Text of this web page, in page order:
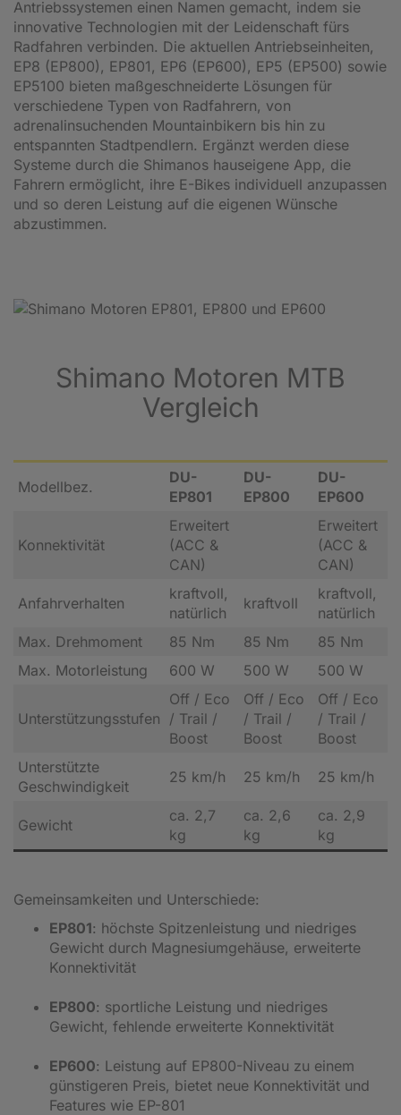
Antriebssystemen einen Namen gemacht, indem sie
innovative Technologien mit der Leidenschaft fürs
Radfahren verbinden. Die aktuellen Antriebseinheiten,
EP8 (EP800), EP801, EP6 (EP600), EP5 (EP500) sowie
EP5100 bieten maßgeschneiderte Lösungen für
verschiedene Typen von Radfahrern, von
adrenalinsuchenden Mountainbikern bis hin zu
entspannten Stadtpendlern. Ergänzt werden diese
Systeme durch die Shimanos hauseigene App, die
Fahrern ermöglicht, ihre E-Bikes individuell anzupassen
und so deren Leistung auf die eigenen Wünsche
abzustimmen.
Shimano Motoren MTB
Vergleich
Modellbez.
DU-
EP801
DU-
EP800
DU-
EP600
Konnektivität
Erweitert
(ACC &
CAN)
Erweitert
(ACC &
CAN)
Anfahrverhalten
kraftvoll,
natürlich
kraftvoll
kraftvoll,
natürlich
Max. Drehmoment
85 Nm 85 Nm
85 Nm
Max. Motorleistung
600 W 500 W 500 W
Unterstützungsstufen
Off / Eco
/ Trail /
Boost
Off / Eco
/ Trail /
Boost
Off / Eco
/ Trail /
Boost
Unterstützte
Geschwindigkeit
25 km/h 25 km/h 25 km/h
Gewicht
ca. 2,7
kg
ca. 2,6
kg
ca. 2,9
kg
Gemeinsamkeiten und Unterschiede:
EP801: höchste Spitzenleistung und niedriges
Gewicht durch Magnesiumgehäuse, erweiterte
Konnektivität
EP800: sportliche Leistung und niedriges
Gewicht, fehlende erweiterte Konnektivität
EP600: Leistung auf EP800-Niveau zu einem
günstigeren Preis, bietet neue Konnektivität und
Features wie EP-801